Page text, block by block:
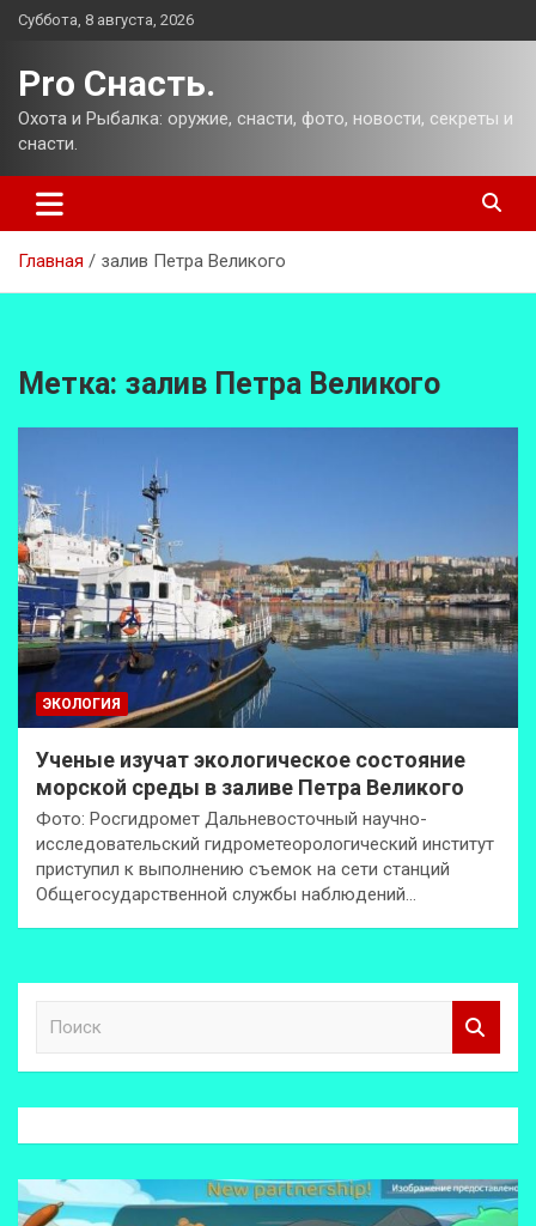
Перейти
Суббота, 8 августа, 2026
Pro Снасть.
Охота и Рыбалка: оружие, снасти, фото, новости, секреты и
снасти.
Главная залив Петра Великого
Метка: залив Петра Великого
ЭКОЛОГИЯ
Ученые изучат экологическое состояние
морской среды в заливе Петра Великого
Фото: Росгидромет Дальневосточный научно-
исследовательский гидрометеорологический институт
приступил к выполнению съемок на сети станций
Общегосударственной службы наблюдений…
к